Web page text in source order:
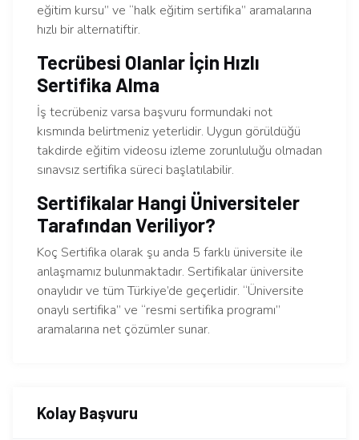
eğitim kursu” ve “halk eğitim sertifika” aramalarına
hızlı bir alternatiftir.
Tecrübesi Olanlar İçin Hızlı
Sertifika Alma
İş tecrübeniz varsa başvuru formundaki not
kısmında belirtmeniz yeterlidir. Uygun görüldüğü
takdirde eğitim videosu izleme zorunluluğu olmadan
sınavsız sertifika süreci başlatılabilir.
Sertifikalar Hangi Üniversiteler
Tarafından Veriliyor?
Koç Sertifika olarak şu anda 5 farklı üniversite ile
anlaşmamız bulunmaktadır. Sertifikalar üniversite
onaylıdır ve tüm Türkiye’de geçerlidir. “Üniversite
onaylı sertifika” ve “resmi sertifika programı”
aramalarına net çözümler sunar.
Kolay Başvuru